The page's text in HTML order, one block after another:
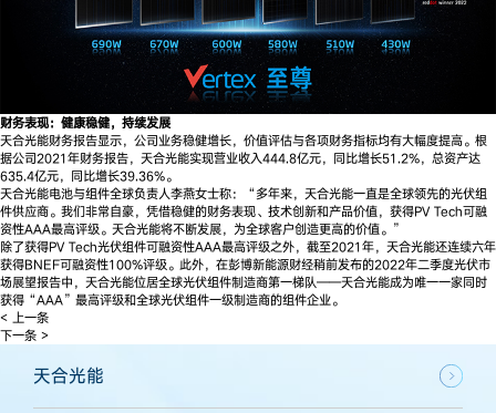
财务表现：健康稳健，持续发展
天合光能财务报告显示，公司业务稳健增长，价值评估与各项财务指标均有大幅度提高。根
据公司2021年财务报告，天合光能实现营业收入444.8亿元，同比增长51.2%，总资产达
635.4亿元，同比增长39.36%。
天合光能电池与组件全球负责人李燕女士称：“多年来，天合光能一直是全球领先的光伏组
件供应商。我们非常自豪，凭借稳健的财务表现、技术创新和产品价值，获得PV Tech可融
资性AAA最高评级。天合光能将不断发展，为全球客户创造更高的价值。”
除了获得PV Tech光伏组件可融资性AAA最高评级之外，截至2021年，天合光能还连续六年
获得BNEF可融资性100%评级。此外，在彭博新能源财经稍前发布的2022年二季度光伏市
场展望报告中，天合光能位居全球光伏组件制造商第一梯队——天合光能成为唯一一家同时
获得“AAA”最高评级和全球光伏组件一级制造商的组件企业。
< 上一条
下一条 >
天合光能